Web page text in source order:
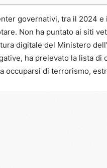
governativi, tra il 2024
Non ha puntato ai siti
digitale del Ministero
ha prelevato la lista di
occuparsi di terrorismo,